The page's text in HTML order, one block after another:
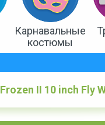
Карнавальные
костюмы
Frozen II 10 inch Fly